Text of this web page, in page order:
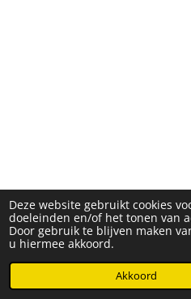
Deze website gebruikt cookies
doeleinden en/of het tonen van
Door gebruik te blijven maken
u hiermee akkoord.
Akkoord
© 2025- 2026 Djöz mode